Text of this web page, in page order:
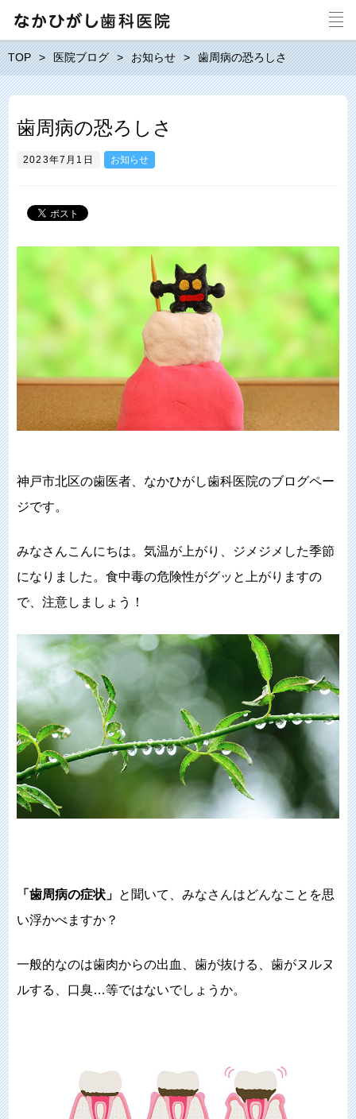
TOP 医院ブログ お知らせ 歯周病の恐ろしさ
歯周病の恐ろしさ
2023年7月1日 お知らせ
神戸市北区の歯医者、なかひがし歯科医院のブログペー
ジです。
みなさんこんにちは。気温が上がり、ジメジメした季節
になりました。食中毒の危険性がグッと上がりますの
で、注意しましょう！
「歯周病の症状」 と聞いて、みなさんはどんなことを思
い浮かべますか？
一般的なのは歯肉からの出血、歯が抜ける、歯がヌルヌ
ルする、口臭…等ではないでしょうか。